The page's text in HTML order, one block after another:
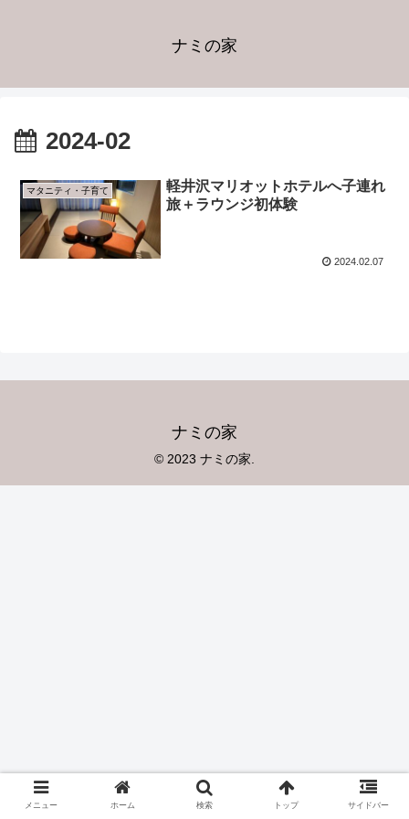
ナミの家
2024-02
マタニティ・子育て
軽井沢マリオットホテルへ子連れ
旅＋ラウンジ初体験
2024.02.07
ナミの家
© 2023 ナミの家.
メニュー ホーム 検索 トップ サイドバー